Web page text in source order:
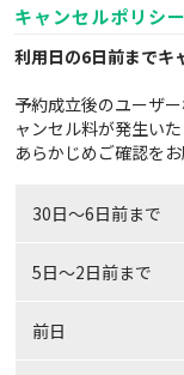
キャンセルポリシー
利用日の6日前までキ
予約成立後のユーザ
ャンセル料が発生いた
あらかじめご確認をお
30日〜6日前まで
5日～2日前まで
前日